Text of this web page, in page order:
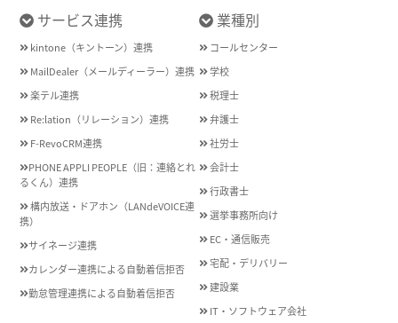
サービス連携
kintone（キントーン）連携
MailDealer（メールディーラー）連携
楽テル連携
Re:lation（リレーション）連携
F-RevoCRM連携
PHONE APPLI PEOPLE（旧：連絡とれ
るくん）連携
構内放送・ドアホン（LANdeVOICE連
携）
サイネージ連携
カレンダー連携による自動着信拒否
勤怠管理連携による自動着信拒否
業種別
コールセンター
学校
税理士
弁護士
社労士
会計士
行政書士
選挙事務所向け
EC・通信販売
宅配・デリバリー
建設業
IT・ソフトウェア会社